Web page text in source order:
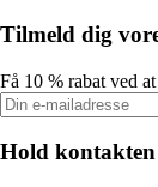
Tilmeld dig
Få 10 % rabat ved
Hold kontakten